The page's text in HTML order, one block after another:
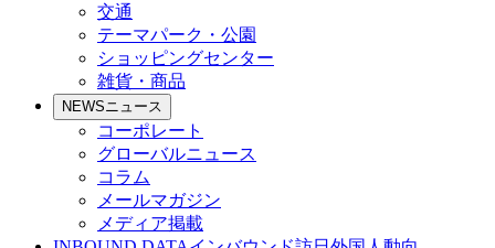
交通
テーマパーク・公園
ショッピングセンター
雑貨・商品
NEWS ニュース
コーポレート
グローバルニュース
コラム
メールマガジン
メディア掲載